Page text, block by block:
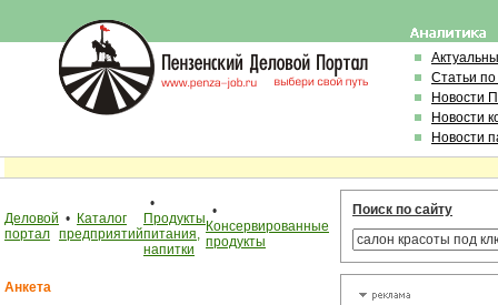
Статьи
Новости
Новости
Новости
Деловой
портал
• Каталог
предприятий
•
Продукты
питания,
напитки
•
Консервированные
продукты
Анкета
Поиск по сайту